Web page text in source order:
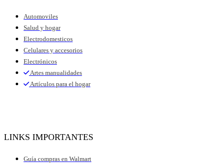
Automoviles
Salud y hogar
Electrodomesticos
Celulares y accesorios
Electrónicos
Artes manualidades
Artículos para el hogar
LINKS IMPORTANTES
Guía compras en Walmart